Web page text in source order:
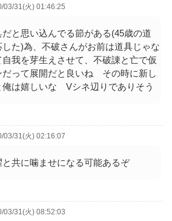
03/31(火) 01:46:25
と思い込んでる節がある(45歳の道
た)為、不破さんがお前は道具じゃな
我を芽生えさせて、不破諌と亡で仮
だって展開だと良いね その時に新し
俺は嬉しいな Vシネ辺りでありそう
03/31(火) 02:16:07
共に噛ませになる可能あるぞ
03/31(火) 08:52:03